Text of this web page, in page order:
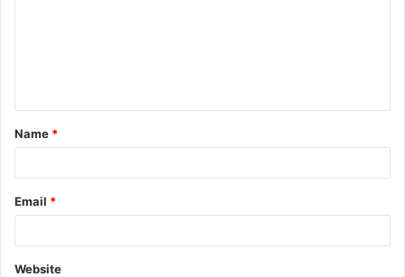
t
*
Name *
Email *
Website